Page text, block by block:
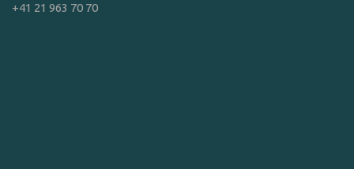
+41 21 963 70 70